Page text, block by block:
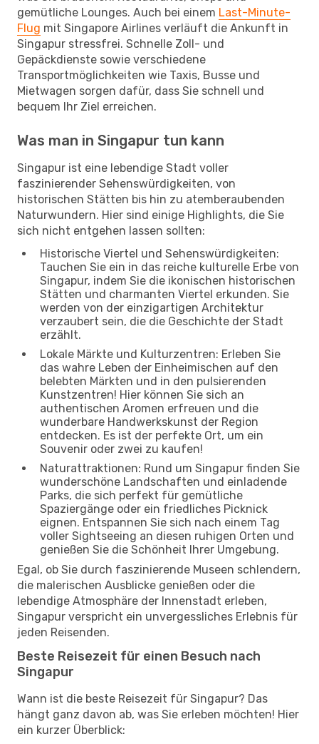
gemütliche Lounges. Auch bei einem Last-Minute-
Flug mit Singapore Airlines verläuft die Ankunft in
Singapur stressfrei. Schnelle Zoll- und
Gepäckdienste sowie verschiedene
Transportmöglichkeiten wie Taxis, Busse und
Mietwagen sorgen dafür, dass Sie schnell und
bequem Ihr Ziel erreichen.
Was man in Singapur tun kann
Singapur ist eine lebendige Stadt voller
faszinierender Sehenswürdigkeiten, von
historischen Stätten bis hin zu atemberaubenden
Naturwundern. Hier sind einige Highlights, die Sie
sich nicht entgehen lassen sollten:
Historische Viertel und Sehenswürdigkeiten:
Tauchen Sie ein in das reiche kulturelle Erbe von
Singapur, indem Sie die ikonischen historischen
Stätten und charmanten Viertel erkunden. Sie
werden von der einzigartigen Architektur
verzaubert sein, die die Geschichte der Stadt
erzählt.
Lokale Märkte und Kulturzentren: Erleben Sie
das wahre Leben der Einheimischen auf den
belebten Märkten und in den pulsierenden
Kunstzentren! Hier können Sie sich an
authentischen Aromen erfreuen und die
wunderbare Handwerkskunst der Region
entdecken. Es ist der perfekte Ort, um ein
Souvenir oder zwei zu kaufen!
Naturattraktionen: Rund um Singapur finden Sie
wunderschöne Landschaften und einladende
Parks, die sich perfekt für gemütliche
Spaziergänge oder ein friedliches Picknick
eignen. Entspannen Sie sich nach einem Tag
voller Sightseeing an diesen ruhigen Orten und
genießen Sie die Schönheit Ihrer Umgebung.
Egal, ob Sie durch faszinierende Museen schlendern,
die malerischen Ausblicke genießen oder die
lebendige Atmosphäre der Innenstadt erleben,
Singapur verspricht ein unvergessliches Erlebnis für
jeden Reisenden.
Beste Reisezeit für einen Besuch nach
Singapur
Wann ist die beste Reisezeit für Singapur? Das
hängt ganz davon ab, was Sie erleben möchten! Hier
ein kurzer Überblick: